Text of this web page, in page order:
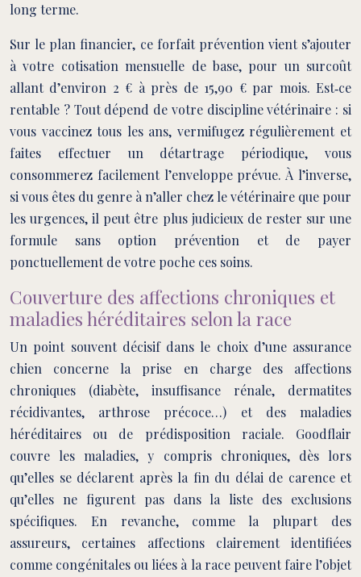
long terme.
Sur le plan financier, ce forfait prévention vient s’ajouter
à votre cotisation mensuelle de base, pour un surcoût
allant d’environ 2 € à près de 15,90 € par mois. Est‑ce
rentable ? Tout dépend de votre discipline vétérinaire : si
vous vaccinez tous les ans, vermifugez régulièrement et
faites effectuer un détartrage périodique, vous
consommerez facilement l’enveloppe prévue. À l’inverse,
si vous êtes du genre à n’aller chez le vétérinaire que pour
les urgences, il peut être plus judicieux de rester sur une
formule sans option prévention et de payer
ponctuellement de votre poche ces soins.
Couverture des affections chroniques et
maladies héréditaires selon la race
Un point souvent décisif dans le choix d’une assurance
chien concerne la prise en charge des affections
chroniques (diabète, insuffisance rénale, dermatites
récidivantes, arthrose précoce…) et des maladies
héréditaires ou de prédisposition raciale. Goodflair
couvre les maladies, y compris chroniques, dès lors
qu’elles se déclarent après la fin du délai de carence et
qu’elles ne figurent pas dans la liste des exclusions
spécifiques. En revanche, comme la plupart des
assureurs, certaines affections clairement identifiées
comme congénitales ou liées à la race peuvent faire l’objet